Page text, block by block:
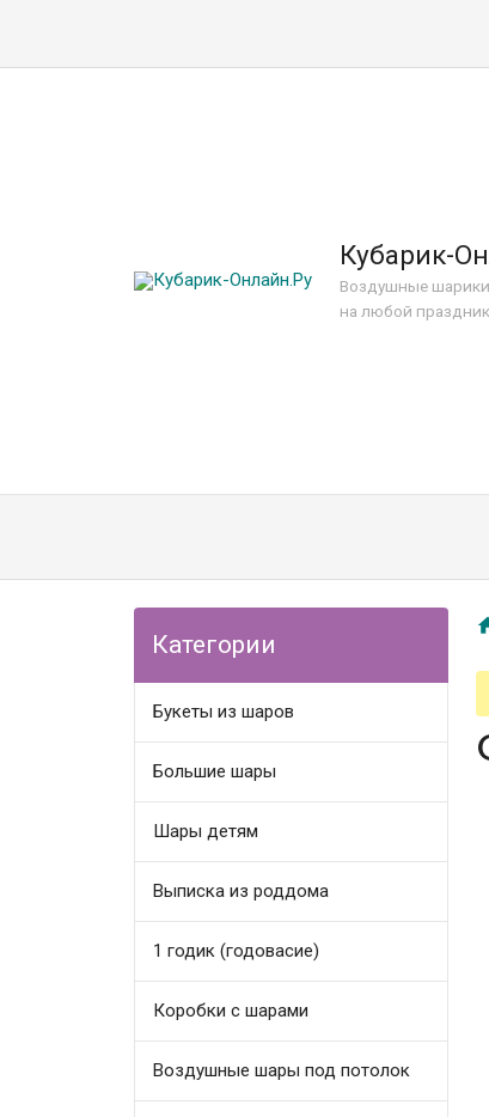
Кубарик-
Воздушные
на любой
Категории
Букеты из шаров
Большие шары
Шары детям
Выписка из роддома
1 годик (годовасие)
Коробки с шарами
Воздушные шары под потолок